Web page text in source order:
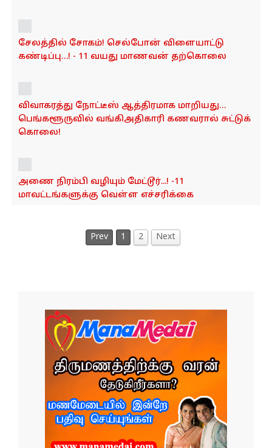
சேலத்தில் சோகம்! செல்போன் விளையாட்டு
கண்டிப்பு…! - 11 வயது மாணவன் தற்கொலை
விவாகரத்து நோட்டீஸ் ஆத்திரமாக மாறியது…
பெங்களூருவில் வங்கிஅதிகாரி கணவரால் சுட்டுக்
கொலை!
அணை நிரம்பி வழியும் மேட்டூர்...! -11
மாவட்டங்களுக்கு வெள்ள எச்சரிக்கை
Prev 1 2 Next